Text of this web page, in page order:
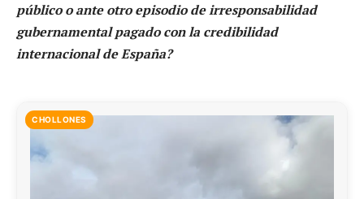
público o ante otro episodio de irresponsabilidad
gubernamental pagado con la credibilidad
internacional de España?
CHOLLONES